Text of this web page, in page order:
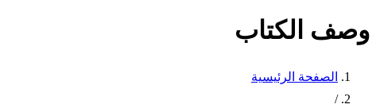
وصف الكتاب
الصفحة الرئيسية
/